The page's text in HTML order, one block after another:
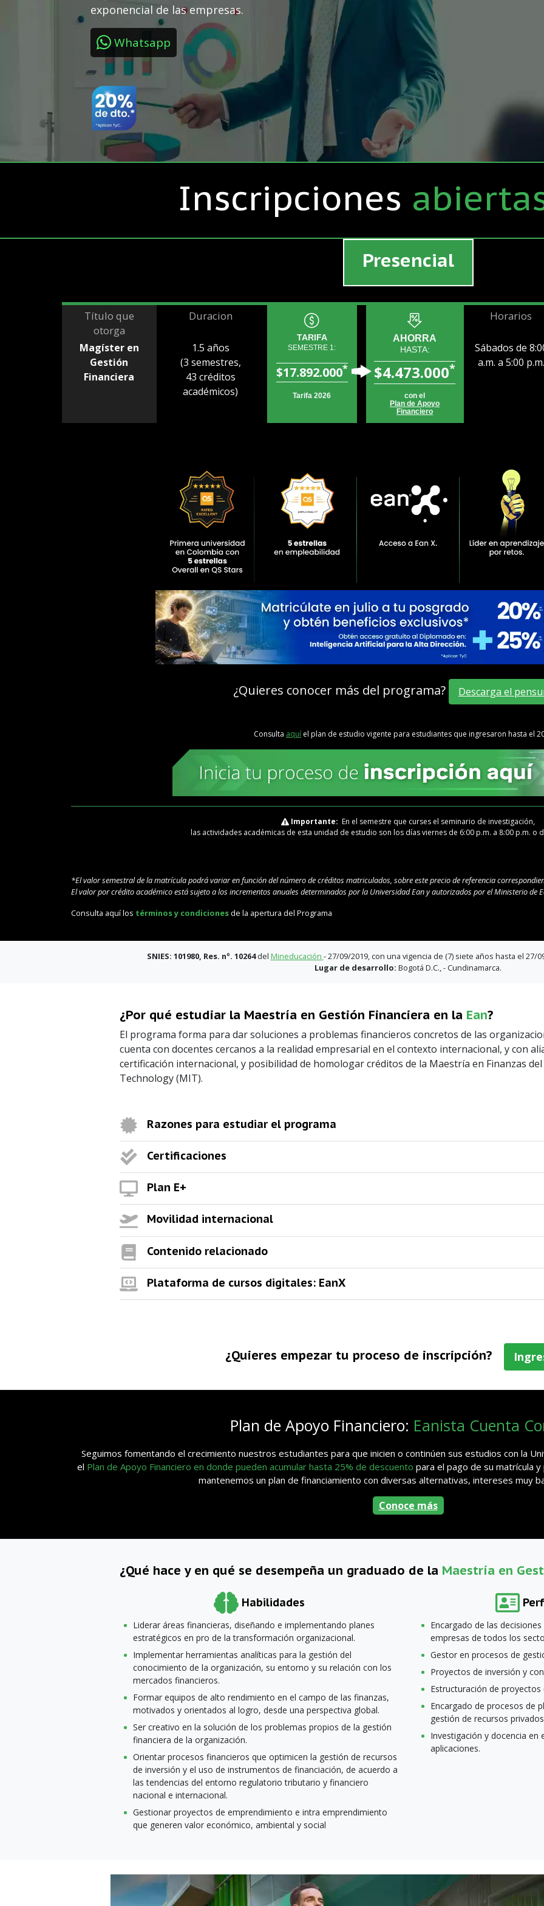
Inscripciones
exponencial de las empresas.
Whatsapp
Presencial
Título que
otorga
Magíster en
Gestión
Financiera
Duracion
1.5 años
(3 semestres,
43 créditos
académicos)
TARIFA
SEMESTRE 1:
$17.892.000*
Tarifa 2026
AHORRA
HASTA:
$4.473.000*
con el
Plan de Apoyo
Financiero
Horarios
Sábados de
a.m. a 5:00 p.m.
¿Quieres conocer más del programa? Descarga el
Consulta aquí el plan de estudio vigente para estudiantes que ingresaron hasta el
Importante: En el semestre que curses el seminario de investigación,
las actividades académicas de esta unidad de estudio son los días viernes de 6:00 p.m. a 8:00 p.m. o
*El valor semestral de la matrícula podrá variar en función del número de créditos matriculados, sobre este precio de referencia
El valor por crédito académico está sujeto a los incrementos anuales determinados por la Universidad Ean y autorizados por el Ministerio de
Consulta aquí los términos y condicionesde la apertura del Programa
SNIES: 101980, Res. nº. 10264del Mineducación - 27/09/2019, con una vigencia de (7) siete años hasta el 27/
Lugar de desarrollo: Bogotá D.C., - Cundinamarca.
¿Por qué estudiar la Maestría en Gestión Financiera en la Ean?
El programa forma para dar soluciones a problemas financieros concretos de las
cuenta con docentes cercanos a la realidad empresarial en el contexto internacional, y con
certificación internacional, y posibilidad de homologar créditos de la Maestría en Finanzas
Technology (MIT).
Razones para estudiar el programa
Certificaciones
Plan E+
Movilidad internacional
Contenido relacionado
Plataforma de cursos digitales: EanX
¿Quieres empezar tu proceso de inscripción?
Plan de Apoyo Financiero: Eanista Cuenta
Seguimos fomentando el crecimiento nuestros estudiantes para que inicien o continúen sus estudios con la
el Plan de Apoyo Financiero en donde pueden acumular hasta 25% de descuento para el pago de su matrícula
mantenemos un plan de financiamiento con diversas alternativas, intereses muy
Conoce más
¿Qué hace y en qué se desempeña un graduado de la Maestría en
Habilidades
Liderar áreas financieras, diseñando e implementando planes
estratégicos en pro de la transformación organizacional.
Implementar herramientas analíticas para la gestión del
conocimiento de la organización, su entorno y su relación con los
mercados financieros.
Formar equipos de alto rendimiento en el campo de las finanzas,
motivados y orientados al logro, desde una perspectiva global.
Ser creativo en la solución de los problemas propios de la gestión
financiera de la organización.
Orientar procesos financieros que optimicen la gestión de recursos
de inversión y el uso de instrumentos de financiación, de acuerdo a
las tendencias del entorno regulatorio tributario y financiero
nacional e internacional.
Gestionar proyectos de emprendimiento e intra emprendimiento
que generen valor económico, ambiental y social
Encargado de las
empresas de todos los
Gestor en procesos de
Proyectos de inversión y
Estructuración de
Encargado de procesos de
gestión de recursos
Investigación y docencia en
aplicaciones.